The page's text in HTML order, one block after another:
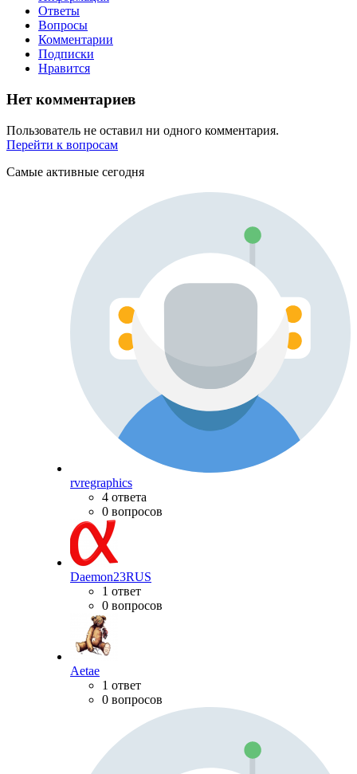
Ответы
Вопросы
Комментарии
Подписки
Нравится
Нет комментариев
Пользователь не оставил ни одного комментария.
Перейти к вопросам
Самые активные сегодня
rvregraphics
4 ответа
0 вопросов
Daemon23RUS
1 ответ
0 вопросов
Aetae
1 ответ
0 вопросов